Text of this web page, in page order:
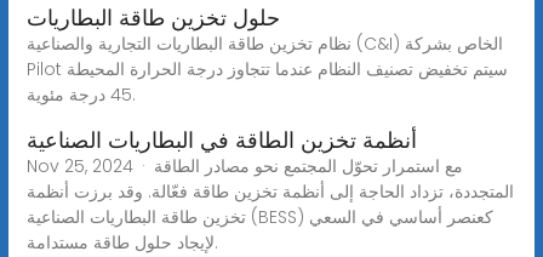
حلول تخزين طاقة البطاريات
نظام تخزين طاقة البطاريات التجارية والصناعية (C&I) الخاص بشركة
Pilot سيتم تخفيض تصنيف النظام عندما تتجاوز درجة الحرارة المحيطة
45 درجة مئوية.
أنظمة تخزين الطاقة في البطاريات الصناعية
Nov 25, 2024 · مع استمرار تحوّل المجتمع نحو مصادر الطاقة
المتجددة، تزداد الحاجة إلى أنظمة تخزين طاقة فعّالة. وقد برزت أنظمة
تخزين طاقة البطاريات الصناعية (BESS) كعنصر أساسي في السعي
لإيجاد حلول طاقة مستدامة.